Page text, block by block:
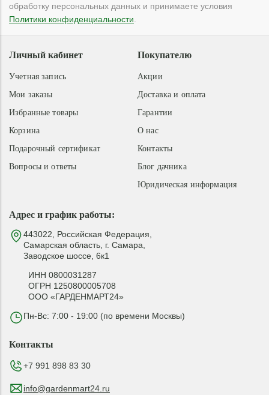
обработку персональных данных и принимаете условия
Политики конфиденциальности
Адрес и график работы:
443022, Российская Федерация,
Самарская область, г. Самара,
Заводское шоссе, 6к1
ИНН 0800031287
ОГРН 1250800005708
ООО «ГАРДЕНМАРТ24»
Пн-Вс: 7:00 - 19:00 (по времени Москвы)
Покупателю
Акции
Доставка и оплата
Гарантии
О нас
Контакты
Блог дачника
Юридическая информация
Личный кабинет
Учетная запись
Мои заказы
Избранные товары
Корзина
Подарочный сертификат
Вопросы и ответы
Контакты
+7 991 898 83 30
info@gardenmart24.ru